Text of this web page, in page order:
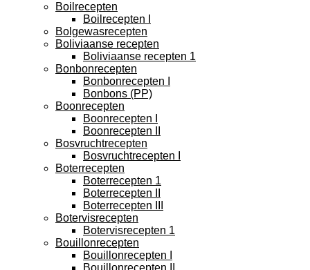
Boilrecepten
Boilrecepten I
Bolgewasrecepten
Boliviaanse recepten
Boliviaanse recepten 1
Bonbonrecepten
Bonbonrecepten I
Bonbons (PP)
Boonrecepten
Boonrecepten I
Boonrecepten II
Bosvruchtrecepten
Bosvruchtrecepten I
Boterrecepten
Boterrecepten 1
Boterrecepten II
Boterrecepten III
Botervisrecepten
Botervisrecepten 1
Bouillonrecepten
Bouillonrecepten I
Bouillonrecepten II